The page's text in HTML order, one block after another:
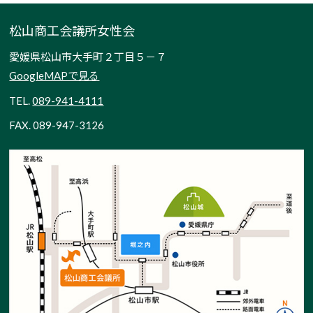
松山商工会議所女性会
愛媛県松山市大手町２丁目５－７
GoogleMAPで見る
TEL.089-941-4111
FAX. 089-947-3126